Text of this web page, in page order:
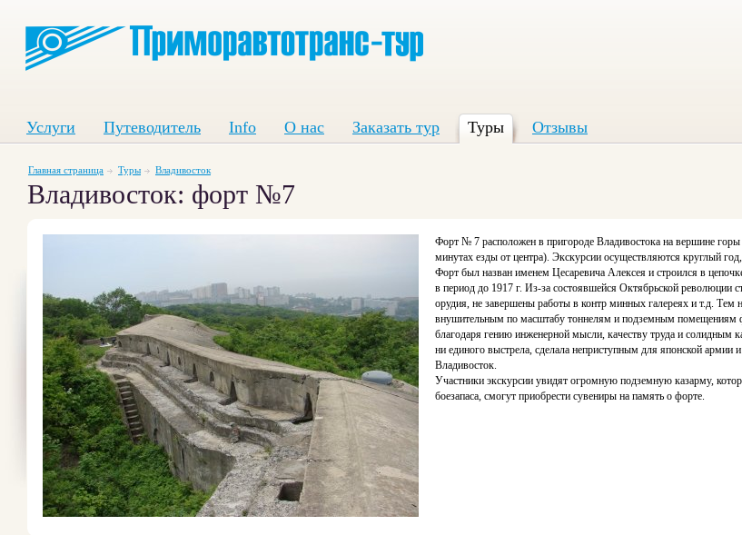
Услуги Путеводитель Info О нас Заказать тур Туры Отзывы
Главная страница Туры Владивосток
Владивосток: форт №7
Форт № 7 расположен в пригороде Владивостока на вершине
минутах езды от центра). Экскурсии осуществляются круглый
Форт был назван именем Цесаревича Алексея и строился в
в период до 1917 г. Из-за состоявшейся Октябрьской революции
орудия, не завершены работы в контр минных галереях и т.д. Тем
внушительным по масштабу тоннелям и подземным помещениям
благодаря гению инженерной мысли, качеству труда и солидным
ни единого выстрела, сделала неприступным для японской
Владивосток.
Участники экскурсии увидят огромную подземную казарму,
боезапаса, смогут приобрести сувениры на память о форте.